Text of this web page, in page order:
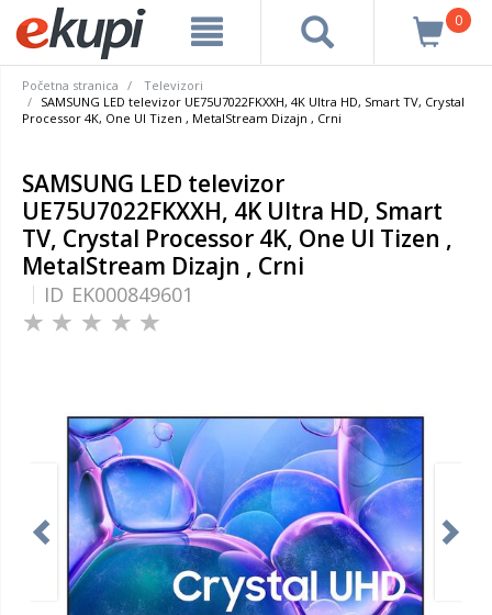
0
Početna stranica
Televizori
SAMSUNG LED televizor UE75U7022FKXXH, 4K Ultra HD, Smart TV, Crystal
Processor 4K, One UI Tizen , MetalStream Dizajn , Crni
SAMSUNG LED televizor
UE75U7022FKXXH, 4K Ultra HD, Smart
TV, Crystal Processor 4K, One UI Tizen ,
MetalStream Dizajn , Crni
ID EK000849601